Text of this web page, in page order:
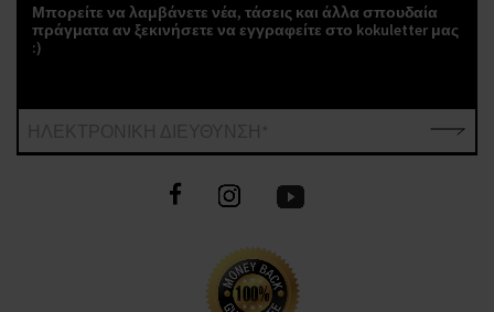
Μπορείτε να λαμβάνετε νέα, τάσεις και άλλα σπουδαία
πράγματα αν ξεκινήσετε να εγγραφείτε στο kokuletter μας
:)